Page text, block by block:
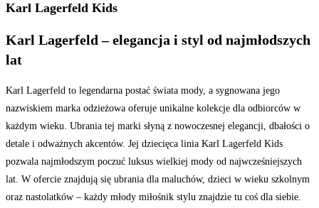
Karl Lagerfeld Kids
Karl Lagerfeld – elegancja i styl od najmłodszych
lat
Karl Lagerfeld to legendarna postać świata mody, a sygnowana jego
nazwiskiem marka odzieżowa oferuje unikalne kolekcje dla odbiorców w
każdym wieku. Ubrania tej marki słyną z nowoczesnej elegancji, dbałości o
detale i odważnych akcentów. Jej dziecięca linia Karl Lagerfeld Kids
pozwala najmłodszym poczuć luksus wielkiej mody od najwcześniejszych
lat. W ofercie znajdują się ubrania dla maluchów, dzieci w wieku szkolnym
oraz nastolatków – każdy młody miłośnik stylu znajdzie tu coś dla siebie.